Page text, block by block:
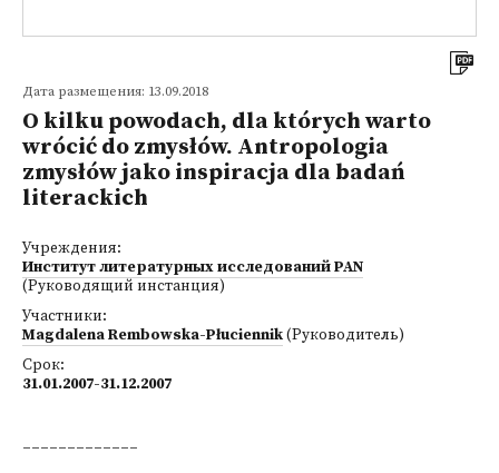
Дата размещения: 13.09.2018
O kilku powodach, dla których warto
wrócić do zmysłów. Antropologia
zmysłów jako inspiracja dla badań
literackich
Учреждения:
Институт литературных исследований PAN
(Руководящий инстанция)
Участники:
Magdalena Rembowska-Płuciennik(Руководитель)
Срок:
31.01.2007-31.12.2007
_____________